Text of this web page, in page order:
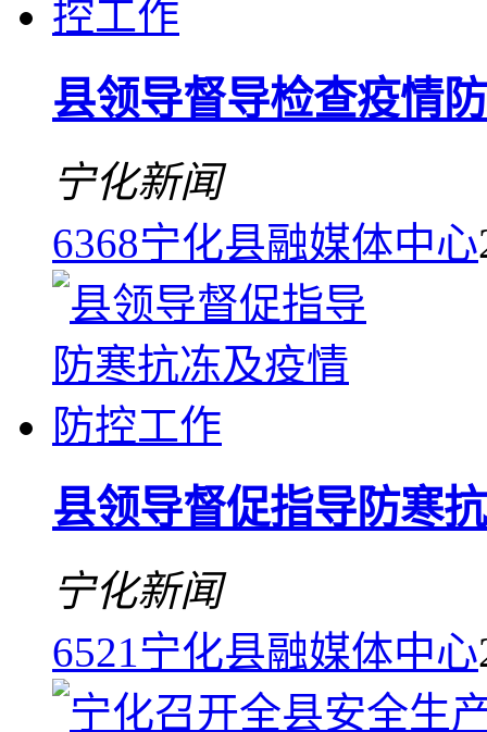
县领导督导检查疫情
宁化新闻
6368宁化县融媒体中心
县领导督促指导防寒
宁化新闻
6521宁化县融媒体中心